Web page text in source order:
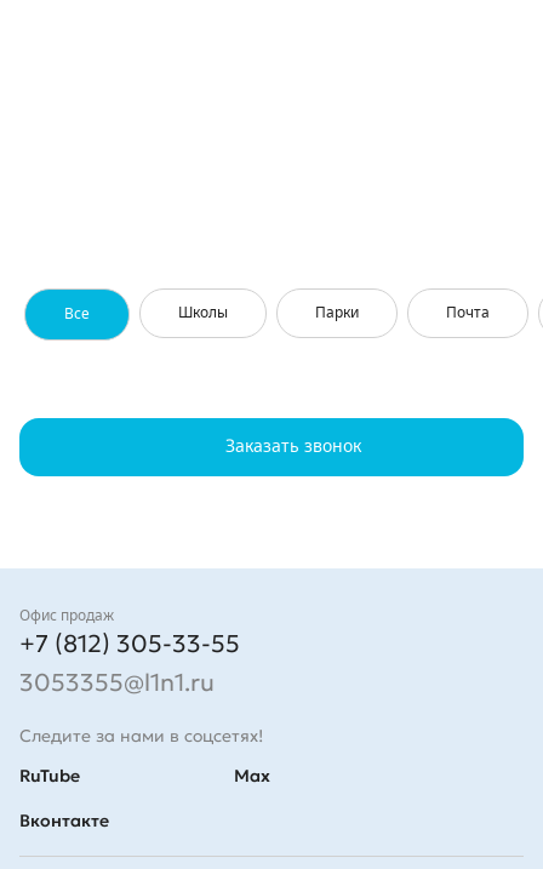
Все Школы Парки Почта
Заказать звонок
Контакты
Офис продаж
+7 (812) 305-33-55
3053355@l1n1.ru
Следите за нами в соцсетях!
RuTube
Вконтакте
Max